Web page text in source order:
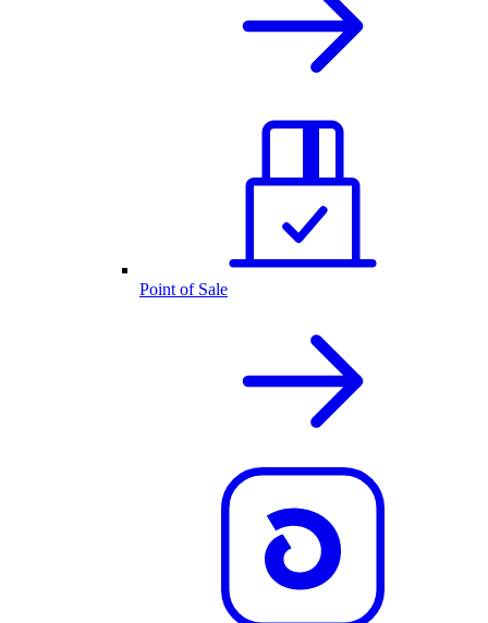
Point of Sale